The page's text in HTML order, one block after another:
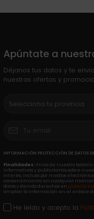
Apúntate a
Déjanos tus datos y te
nuestras ofertas y
INFORMACIÓN PROTECCIÓN DE DATOS
Finalidades: Envío de nuestro
informativas y publicitarias sobre
interés, incluso por medios
consentimiento en cualquier
datos y demás derechos en
ampliar la información en el enlace
He leído y acepto la